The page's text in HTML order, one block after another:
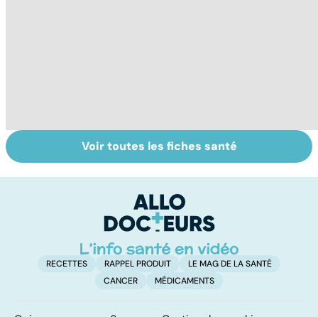
HPV : tout savoir
sur les
L'andropause, la
ménopause des
Voir toutes les fiches santé
RECETTES RAPPEL PRODUIT
LE MAG DE LA SANTÉ
CANCER
MÉDICAMENTS